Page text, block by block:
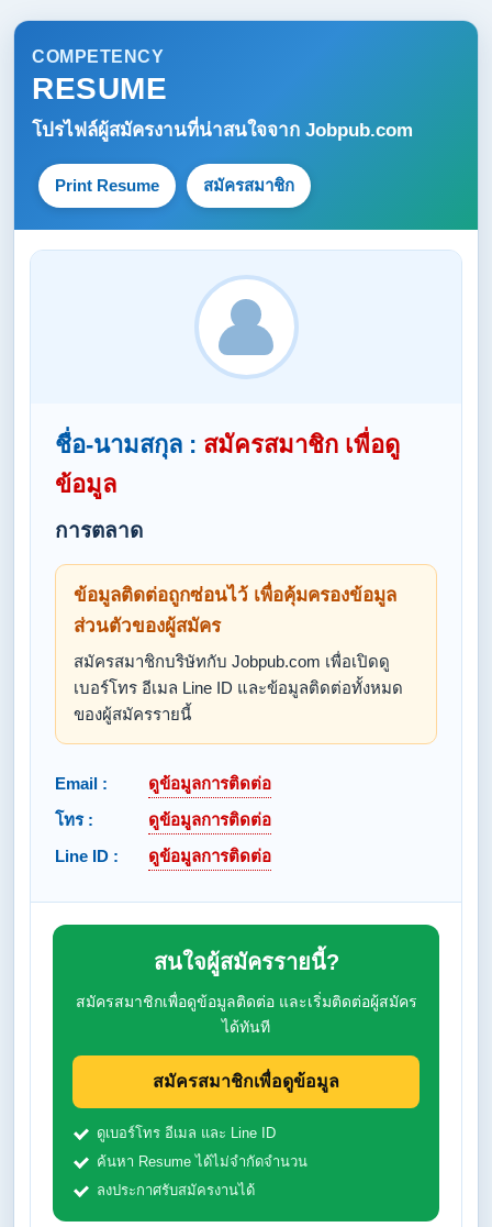
COMPETENCY
RESUME
โปรไฟล์ผู้สมัครงานที่น่าสนใจจาก Jobpub.com
Print Resume สมัครสมาชิก
ชื่อ-นามสกุล : สมัครสมาชิก เพื่อดู
ข้อมูล
การตลาด
ข้อมูลติดต่อถูกซ่อนไว้ เพื่อคุ้มครองข้อมูล
ส่วนตัวของผู้สมัคร
สมัครสมาชิกบริษัทกับ Jobpub.com เพื่อเปิดดู
เบอร์โทร อีเมล Line ID และข้อมูลติดต่อทั้งหมด
ของผู้สมัครรายนี้
Email :
ดูข้อมูลการติดต่อ
โทร :
ดูข้อมูลการติดต่อ
Line ID :
ดูข้อมูลการติดต่อ
สนใจผู้สมัครรายนี้?
สมัครสมาชิกเพื่อดูข้อมูลติดต่อ และเริ่มติดต่อผู้สมัคร
ได้ทันที
สมัครสมาชิกเพื่อดูข้อมูล
ดูเบอร์โทร อีเมล และ Line ID
ค้นหา Resume ได้ไม่จำกัดจำนวน
ลงประกาศรับสมัครงานได้